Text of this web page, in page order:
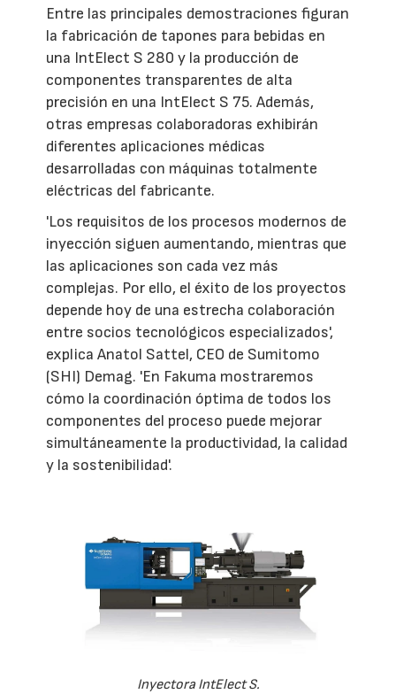
Entre las principales demostraciones figuran
la fabricación de tapones para bebidas en
una IntElect S 280 y la producción de
componentes transparentes de alta
precisión en una IntElect S 75. Además,
otras empresas colaboradoras exhibirán
diferentes aplicaciones médicas
desarrolladas con máquinas totalmente
eléctricas del fabricante.
'Los requisitos de los procesos modernos de
inyección siguen aumentando, mientras que
las aplicaciones son cada vez más
complejas. Por ello, el éxito de los proyectos
depende hoy de una estrecha colaboración
entre socios tecnológicos especializados',
explica Anatol Sattel, CEO de Sumitomo
(SHI) Demag. 'En Fakuma mostraremos
cómo la coordinación óptima de todos los
componentes del proceso puede mejorar
simultáneamente la productividad, la calidad
y la sostenibilidad'.
Inyectora IntElect S.